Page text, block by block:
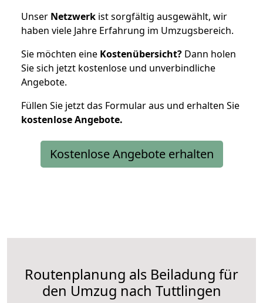
Unser Netzwerk ist sorgfältig ausgewählt, wir
haben viele Jahre Erfahrung im Umzugsbereich.
Sie möchten eine Kostenübersicht? Dann holen
Sie sich jetzt kostenlose und unverbindliche
Angebote.
Füllen Sie jetzt das Formular aus und erhalten Sie
kostenloseAngebote.
Kostenlose Angebote erhalten
Routenplanung als Beiladung für
den Umzug nach Tuttlingen